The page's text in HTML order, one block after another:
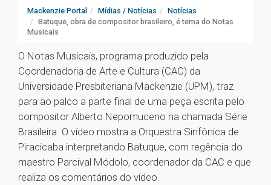
Mackenzie Portal Mídias / Notícias
Notícias
Batuque, obra de compositor brasileiro, é tema do Notas
Musicais
O Notas Musicais, programa produzido pela
Coordenadoria de Arte e Cultura (CAC) da
Universidade Presbiteriana Mackenzie (UPM), traz
para ao palco a parte final de uma peça escrita pelo
compositor Alberto Nepomuceno na chamada Série
Brasileira. O vídeo mostra a Orquestra Sinfônica de
Piracicaba interpretando Batuque, com regência do
maestro Parcival Módolo, coordenador da CAC e que
realiza os comentários do vídeo.